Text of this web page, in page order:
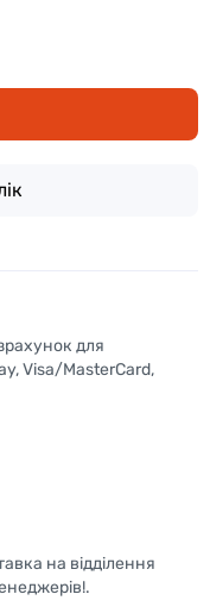
для
Visa/MasterCard,
на відділення